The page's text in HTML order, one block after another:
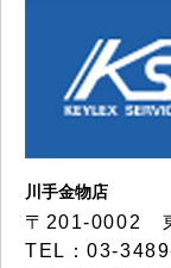
川手金物店
〒201-0002
TEL：03-